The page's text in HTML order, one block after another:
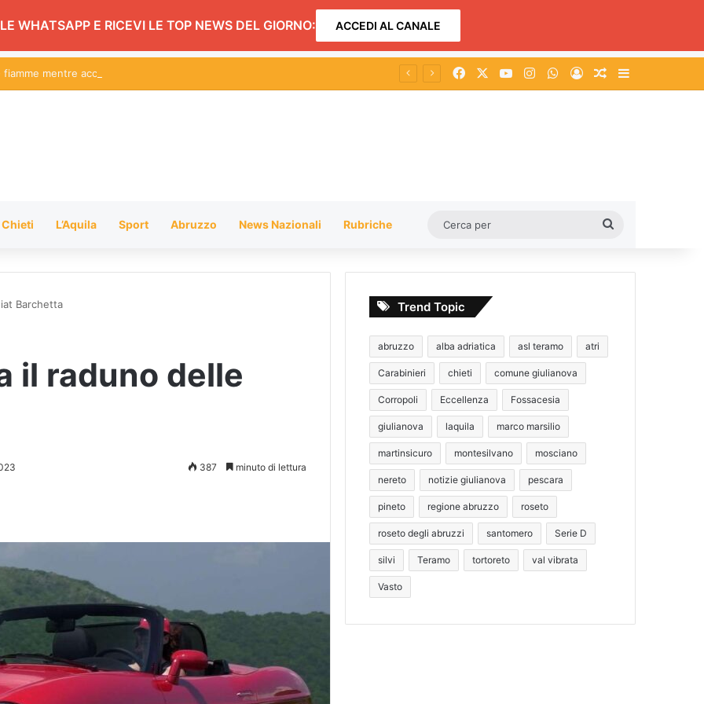
WHATSAPP E RICEVI LE TOP NEWS DEL GIORNO: ACCEDI AL CANALE
mentre accende il barbecue Facebook You TubeInstagramWhatsApp
AccediUn articolo a
Chieti L’Aquila Sport Abruzzo News Nazionali Rubriche
Barchetta
il raduno delle
387 minuto di lettura
Trend Topic
abruzzo alba adriatica asl teramo atri
Carabinieri chieti comune giulianova
Corropoli Eccellenza Fossacesia
giulianova laquila marco marsilio
martinsicuro montesilvano mosciano
nereto notizie giulianova pescara
pineto regione abruzzo roseto
roseto degli abruzzi santomero Serie D
silvi Teramo tortoreto val vibrata
Vasto